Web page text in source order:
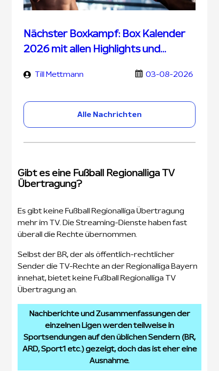
Nächster Boxkampf: Box Kalender
2026 mit allen Highlights und
Till Mettmann 03-08-2026
Alle Nachrichten
Gibt es eine Fußball Regionalliga TV
Übertragung?
Es gibt keine Fußball Regionalliga Übertragung
mehr im TV. Die Streaming-Dienste haben fast
überall die Rechte übernommen.
Selbst der BR, der als öffentlich-rechtlicher
Sender die TV-Rechte an der Regionalliga Bayern
innehat, bietet keine Fußball Regionalliga TV
Übertragung an.
Nachberichte und Zusammenfassungen der
einzelnen Ligen werden teilweise in
Sportsendungen auf den üblichen Sendern (BR,
ARD, Sport1 etc.) gezeigt, doch das ist eher eine
Ausnahme.